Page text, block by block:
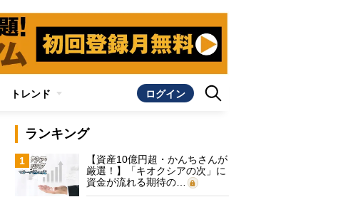
トレンド ログイン
ランキング
1
【資産10億円超・かんちさんが
厳選！】「キオクシアの次」に
資金が流れる期待の…